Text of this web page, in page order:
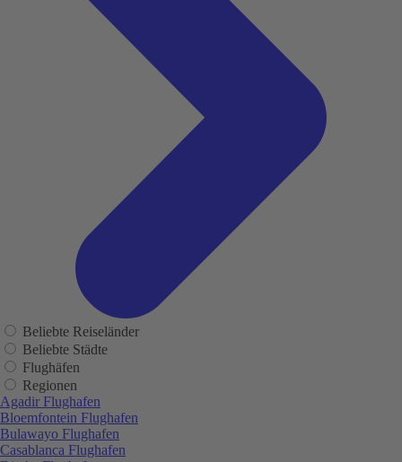
Beliebte Reiseländer
Beliebte Städte
Flughäfen
Regionen
Agadir Flughafen
Bloemfontein Flughafen
Bulawayo Flughafen
Casablanca Flughafen